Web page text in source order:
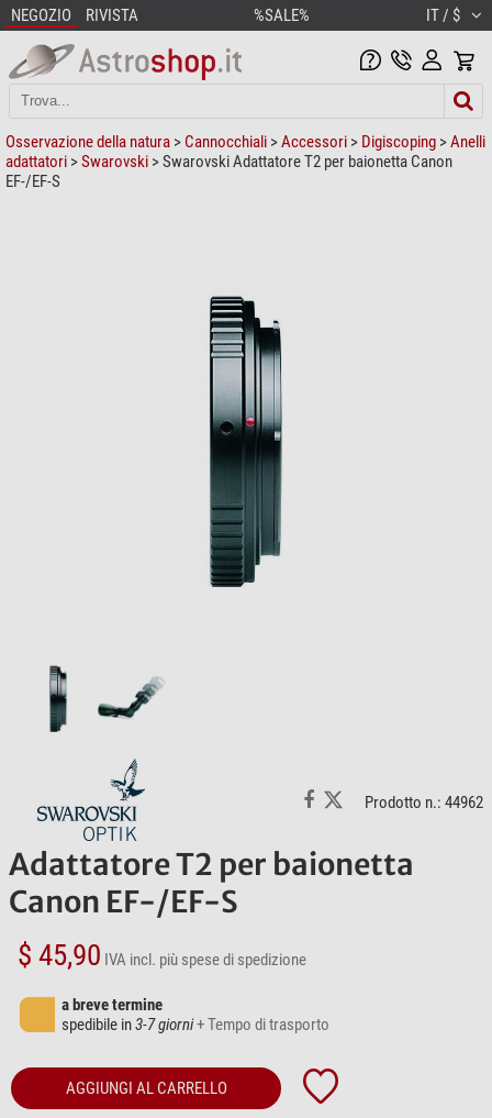
NEGOZIO RIVISTA %SALE% IT / $
Osservazione della natura > Cannocchiali >Accessori > Digiscoping >Anelli
adattatori >Swarovski > Swarovski Adattatore T2 per baionetta Canon
EF-/EF-S
Prodotto n.: 44962
Adattatore T2 per baionetta
Canon EF-/EF-S
$ 45,90 IVA incl. più spese di spedizione
a breve termine
spedibile in3-7 giorni+ Tempo di trasporto
AGGIUNGI AL CARRELLO